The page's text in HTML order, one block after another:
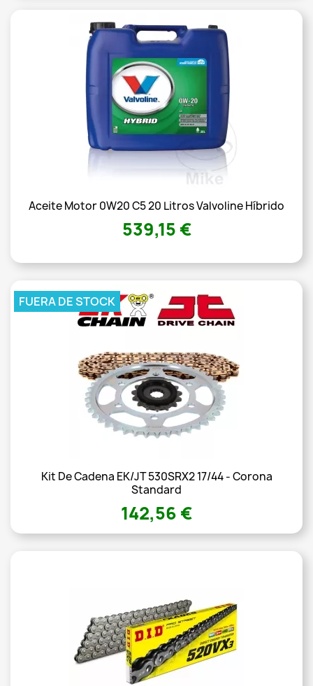
Aceite Motor 0W20 C5 20 Litros Valvoline Híbrido
539,15 €
Kit De Cadena EK/JT 530SRX2 17/44 - Corona
Standard
142,56 €
FUERA DE STOCK